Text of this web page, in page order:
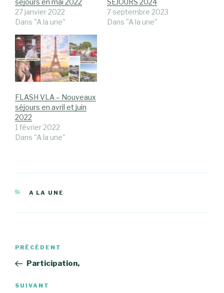
séjours en mai 2022
27 janvier 2022
Dans "A la une"
SEJOURS 2024
7 septembre 2023
Dans "A la une"
FLASH VLA – Nouveaux
séjours en avril et juin
2022
1 février 2022
Dans "A la une"
CATÉGORIES
A LA UNE
Navigation
l’article
Article
précédent
PRÉCÉDENT
Participation,
Article
SUIVANT